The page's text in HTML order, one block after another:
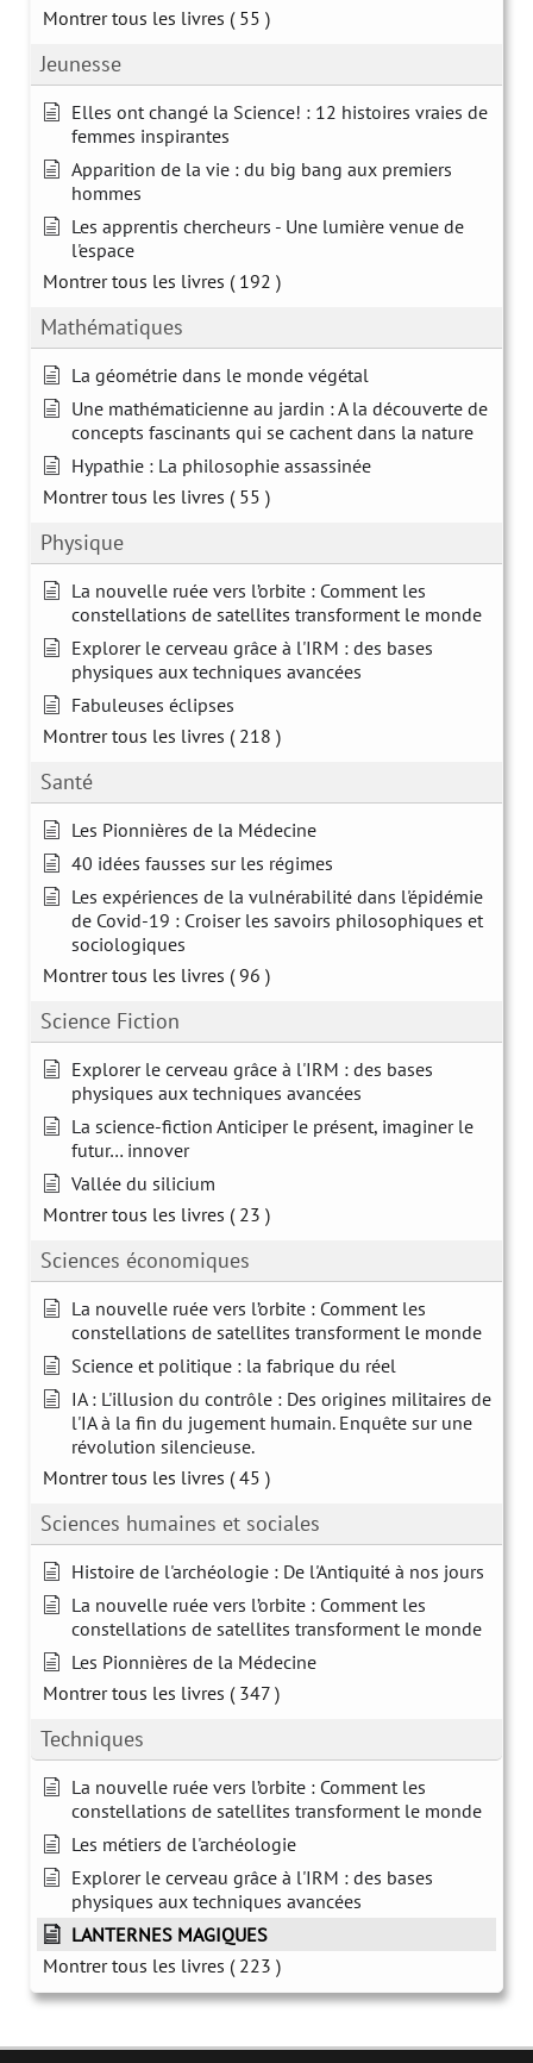
Montrer tous les livres ( 55 )
Jeunesse
Elles ont changé la Science! : 12 histoires vraies de
femmes inspirantes
Apparition de la vie : du big bang aux premiers
hommes
Les apprentis chercheurs - Une lumière venue de
l'espace
Montrer tous les livres ( 192 )
Mathématiques
La géométrie dans le monde végétal
Une mathématicienne au jardin : A la découverte de
concepts fascinants qui se cachent dans la nature
Hypathie : La philosophie assassinée
Montrer tous les livres ( 55 )
Physique
La nouvelle ruée vers l’orbite : Comment les
constellations de satellites transforment le monde
Explorer le cerveau grâce à l'IRM : des bases
physiques aux techniques avancées
Fabuleuses éclipses
Montrer tous les livres ( 218 )
Santé
Les Pionnières de la Médecine
40 idées fausses sur les régimes
Les expériences de la vulnérabilité dans l'épidémie
de Covid-19 : Croiser les savoirs philosophiques et
sociologiques
Montrer tous les livres ( 96 )
Science Fiction
Explorer le cerveau grâce à l'IRM : des bases
physiques aux techniques avancées
La science-fiction Anticiper le présent, imaginer le
futur… innover
Vallée du silicium
Montrer tous les livres ( 23 )
Sciences économiques
La nouvelle ruée vers l’orbite : Comment les
constellations de satellites transforment le monde
Science et politique : la fabrique du réel
IA : L'illusion du contrôle : Des origines militaires de
l'IA à la fin du jugement humain. Enquête sur une
révolution silencieuse.
Montrer tous les livres ( 45 )
Sciences humaines et sociales
Histoire de l'archéologie : De l'Antiquité à nos jours
La nouvelle ruée vers l’orbite : Comment les
constellations de satellites transforment le monde
Les Pionnières de la Médecine
Montrer tous les livres ( 347 )
Techniques
La nouvelle ruée vers l’orbite : Comment les
constellations de satellites transforment le monde
Les métiers de l'archéologie
Explorer le cerveau grâce à l'IRM : des bases
physiques aux techniques avancées
LANTERNES MAGIQUES
Montrer tous les livres ( 223 )